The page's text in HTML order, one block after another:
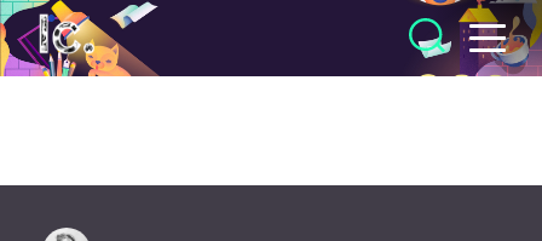
Illustratörcentrum